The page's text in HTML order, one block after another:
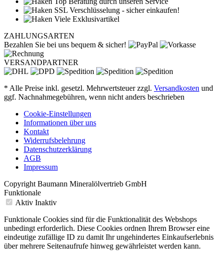
SSL Verschlüsselung - sicher einkaufen!
Viele Exklusivartikel
ZAHLUNGSARTEN
Bezahlen Sie bei uns bequem & sicher!
VERSANDPARTNER
* Alle Preise inkl. gesetzl. Mehrwertsteuer zzgl. Versandkosten und
ggf. Nachnahmegebühren, wenn nicht anders beschrieben
Cookie-Einstellungen
Informationen über uns
Kontakt
Widerrufsbelehrung
Datenschutzerklärung
AGB
Impressum
Copyright Baumann Mineralölvertrieb GmbH
Funktionale
Aktiv Inaktiv
Funktionale Cookies sind für die Funktionalität des Webshops
unbedingt erforderlich. Diese Cookies ordnen Ihrem Browser eine
eindeutige zufällige ID zu damit Ihr ungehindertes Einkaufserlebnis
über mehrere Seitenaufrufe hinweg gewährleistet werden kann.